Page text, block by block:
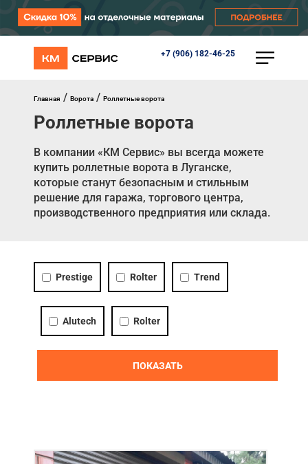
+7 (906) 182-46-25
КАТАЛОГ
Перегрузочное оборудование
Шлагбаумы
Противопожарные ворота
Противопожарные шторы
Внешняя солнцезащита
Комплектующие
Главная
Акции
Главная / Ворота / Роллетные ворота
Роллетные ворота
В компании «КМ Сервис» вы всегда можете
купить роллетные ворота в Луганске,
которые станут безопасным и стильным
решение для гаража, торгового центра,
производственного предприятия или склада.
Prestige Rolter Trend
Alutech Rolter
ПОКАЗАТЬ